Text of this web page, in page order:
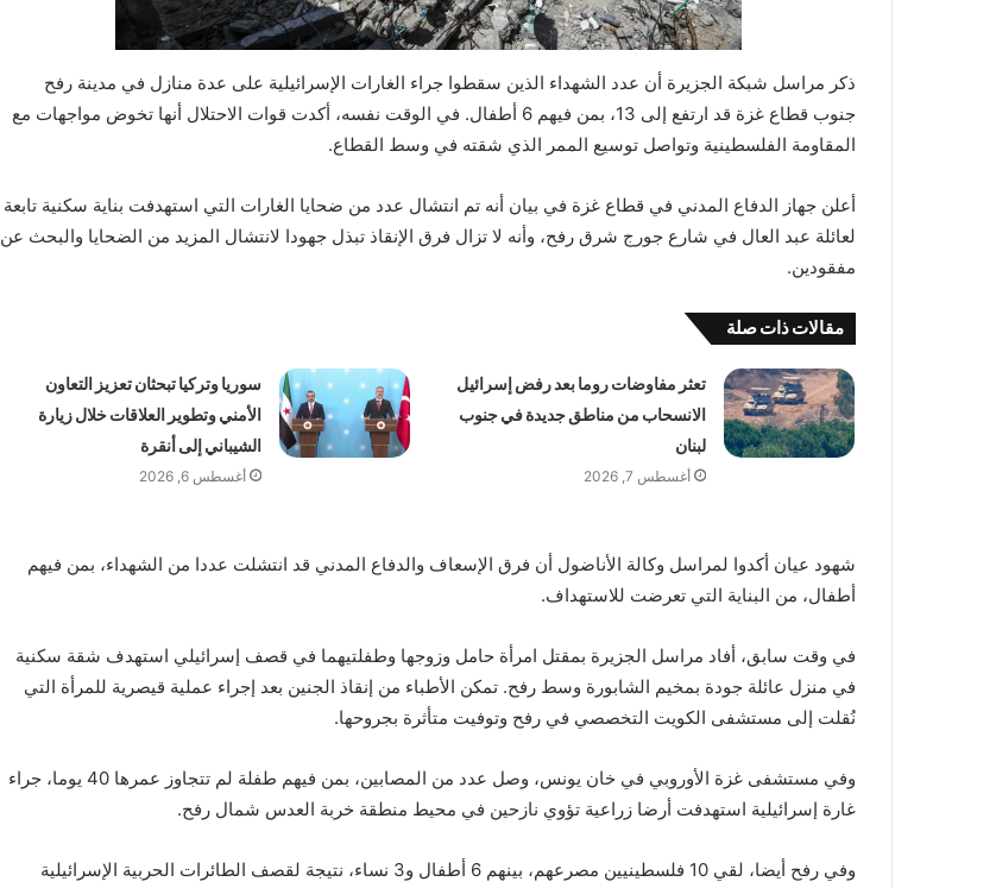
ذكر مراسل شبكة الجزيرة أن عدد الشهداء الذين سقطوا جراء الغارات الإسرائيلية على عدة منازل في مدينة رفح
جنوب قطاع غزة قد ارتفع إلى 13، بمن فيهم 6 أطفال. في الوقت نفسه، أكدت قوات الاحتلال أنها تخوض مواجهات مع
المقاومة الفلسطينية وتواصل توسيع الممر الذي شقته في وسط القطاع.
أعلن جهاز الدفاع المدني في قطاع غزة في بيان أنه تم انتشال عدد من ضحايا الغارات التي استهدفت بناية سكنية تابعة
لعائلة عبد العال في شارع جورج شرق رفح، وأنه لا تزال فرق الإنقاذ تبذل جهودا لانتشال المزيد من الضحايا والبحث عن
مفقودين.
مقالات ذات صلة
تعثر مفاوضات روما بعد رفض إسرائيل
الانسحاب من مناطق جديدة في جنوب
لبنان
أغسطس 7, 2026
سوريا وتركيا تبحثان تعزيز التعاون
الأمني وتطوير العلاقات خلال زيارة
الشيباني إلى أنقرة
أغسطس 6, 2026
شهود عيان أكدوا لمراسل وكالة الأناضول أن فرق الإسعاف والدفاع المدني قد انتشلت عددا من الشهداء، بمن فيهم
أطفال، من البناية التي تعرضت للاستهداف.
في وقت سابق، أفاد مراسل الجزيرة بمقتل امرأة حامل وزوجها وطفلتيهما في قصف إسرائيلي استهدف شقة سكنية
في منزل عائلة جودة بمخيم الشابورة وسط رفح. تمكن الأطباء من إنقاذ الجنين بعد إجراء عملية قيصرية للمرأة التي
نُقلت إلى مستشفى الكويت التخصصي في رفح وتوفيت متأثرة بجروحها.
وفي مستشفى غزة الأوروبي في خان يونس، وصل عدد من المصابين، بمن فيهم طفلة لم تتجاوز عمرها 40 يوما، جراء
غارة إسرائيلية استهدفت أرضا زراعية تؤوي نازحين في محيط منطقة خربة العدس شمال رفح.
وفي رفح أيضا، لقي 10 فلسطينيين مصرعهم، بينهم 6 أطفال و3 نساء، نتيجة لقصف الطائرات الحربية الإسرائيلية